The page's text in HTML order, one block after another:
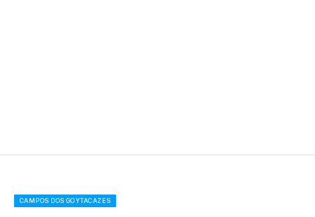
CAMPOS DOS GOYTACAZES